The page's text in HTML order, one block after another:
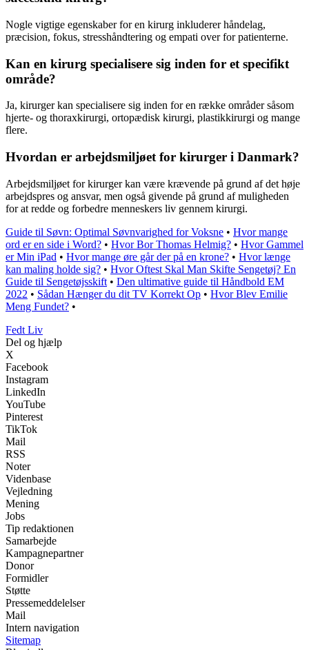
Nogle vigtige egenskaber for en kirurg inkluderer håndelag,
præcision, fokus, stresshåndtering og empati over for patienterne.
Kan en kirurg specialisere sig inden for et specifikt
område?
Ja, kirurger kan specialisere sig inden for en række områder såsom
hjerte- og thoraxkirurgi, ortopædisk kirurgi, plastikkirurgi og mange
flere.
Hvordan er arbejdsmiljøet for kirurger i Danmark?
Arbejdsmiljøet for kirurger kan være krævende på grund af det høje
arbejdspres og ansvar, men også givende på grund af muligheden
for at redde og forbedre menneskers liv gennem kirurgi.
Guide til Søvn: Optimal Søvnvarighed for Voksne • Hvor mange
ord er en side i Word? • Hvor Bor Thomas Helmig? • Hvor Gammel
er Min iPad • Hvor mange øre går der på en krone? • Hvor længe
kan maling holde sig? • Hvor Oftest Skal Man Skifte Sengetøj? En
Guide til Sengetøjsskift • Den ultimative guide til Håndbold EM
2022 • Sådan Hænger du dit TV Korrekt Op • Hvor Blev Emilie
Meng Fundet? •
Fedt Liv
Del og hjælp
X
Facebook
Instagram
LinkedIn
YouTube
Pinterest
TikTok
Mail
RSS
Noter
Videnbase
Vejledning
Mening
Jobs
Tip redaktionen
Samarbejde
Kampagnepartner
Donor
Formidler
Støtte
Pressemeddelelser
Mail
Intern navigation
Sitemap